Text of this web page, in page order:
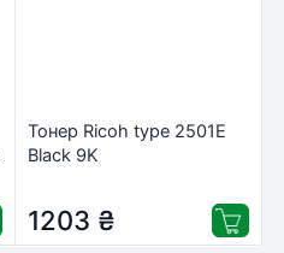
Тонер Ricoh type 2501E
Black 9K
(842009/841769/842341)
1203 ₴